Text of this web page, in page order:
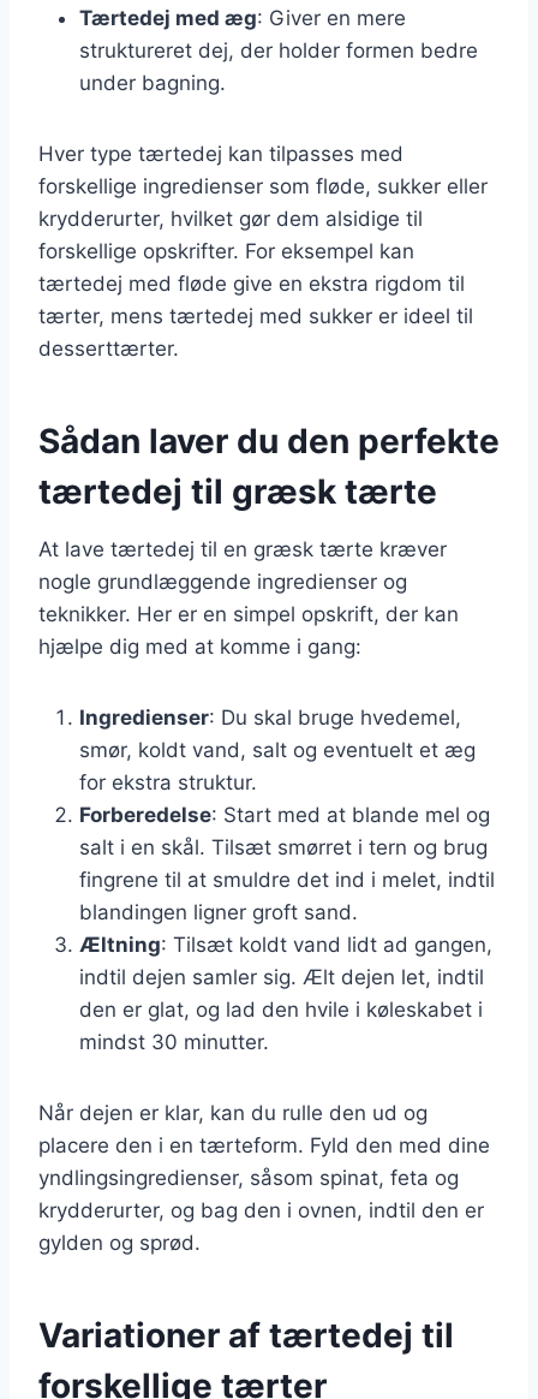
Tærtedej med æg: Giver en mere
struktureret dej, der holder formen bedre
under bagning.
Hver type tærtedej kan tilpasses med
forskellige ingredienser som fløde, sukker eller
krydderurter, hvilket gør dem alsidige til
forskellige opskrifter. For eksempel kan
tærtedej med fløde give en ekstra rigdom til
tærter, mens tærtedej med sukker er ideel til
desserttærter.
Sådan laver du den perfekte
tærtedej til græsk tærte
At lave tærtedej til en græsk tærte kræver
nogle grundlæggende ingredienser og
teknikker. Her er en simpel opskrift, der kan
hjælpe dig med at komme i gang:
Ingredienser: Du skal bruge hvedemel,
smør, koldt vand, salt og eventuelt et æg
for ekstra struktur.
Forberedelse: Start med at blande mel og
salt i en skål. Tilsæt smørret i tern og brug
fingrene til at smuldre det ind i melet, indtil
blandingen ligner groft sand.
Æltning: Tilsæt koldt vand lidt ad gangen,
indtil dejen samler sig. Ælt dejen let, indtil
den er glat, og lad den hvile i køleskabet i
mindst 30 minutter.
Når dejen er klar, kan du rulle den ud og
placere den i en tærteform. Fyld den med dine
yndlingsingredienser, såsom spinat, feta og
krydderurter, og bag den i ovnen, indtil den er
gylden og sprød.
Variationer af tærtedej til
forskellige tærter